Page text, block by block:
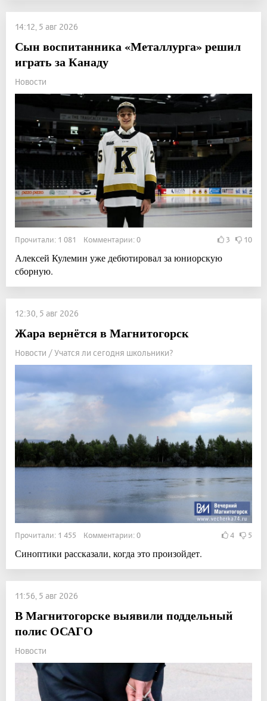
14:12, 5 авг 2026
Сын воспитанника «Металлурга» решил
играть за Канаду
Новости
Прочитали: 1 081 Комментарии: 0 3 10
Алексей Кулемин уже дебютировал за юниорскую
сборную.
12:30, 5 авг 2026
Жара вернётся в Магнитогорск
Новости / Учатся ли сегодня школьники?
Прочитали: 1 455 Комментарии: 0 4 5
Синоптики рассказали, когда это произойдет.
11:56, 5 авг 2026
В Магнитогорске выявили поддельный
полис ОСАГО
Новости